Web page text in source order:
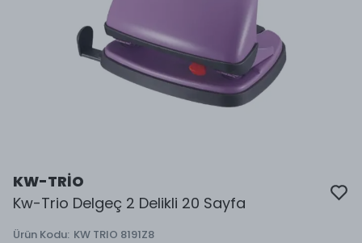
KW-TRİO
Kw-Trio Delgeç 2 Delikli 20 Sayfa
Ürün Kodu: KW TRIO 8191Z8